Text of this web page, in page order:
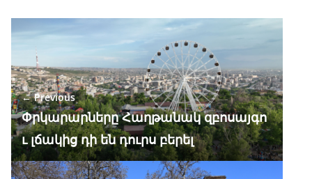
e
b
o
o
k
e
gr
a
m
at
s
A
p
p
k
e
dI
n
ar
← Previous
Փրկարարները Հաղթանակ զբոսայգո
ւ լճակից դի են դուրս բերել